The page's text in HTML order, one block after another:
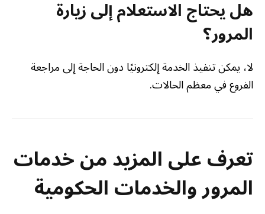
هل يحتاج الاستعلام إلى زيارة
المرور؟
لا، يمكن تنفيذ الخدمة إلكترونيًا دون الحاجة إلى مراجعة
الفروع في معظم الحالات.
تعرف على المزيد من خدمات
المرور والخدمات الحكومية